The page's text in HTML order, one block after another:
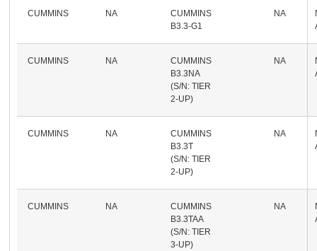
CUMMINS NA
CUMMINS
B3.3-G1
NA
CUMMINS NA
CUMMINS
B3.3NA
(S/N: TIER
2-UP)
NA
CUMMINS NA
CUMMINS
B3.3T
(S/N: TIER
2-UP)
NA
CUMMINS NA
CUMMINS
B3.3TAA
(S/N: TIER
3-UP)
NA